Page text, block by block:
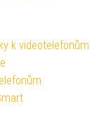
k videotelefonům